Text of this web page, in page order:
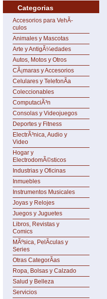
Categorias
Accesorios para VehÃ­
culos
Animales y Mascotas
Arte y AntigÃ¼edades
Autos, Motos y Otros
CÃ¡maras y Accesorios
Celulares y TelefonÃ­a
Coleccionables
ComputaciÃ³n
Consolas y Videojuegos
Deportes y Fitness
ElectrÃ³nica, Audio y
Video
Hogar y
ElectrodomÃ©sticos
Industrias y Oficinas
Inmuebles
Instrumentos Musicales
Joyas y Relojes
Juegos y Juguetes
Libros, Revistas y
Comics
MÃºsica, PelÃ­culas y
Series
Otras CategorÃ­as
Ropa, Bolsas y Calzado
Salud y Belleza
Servicios